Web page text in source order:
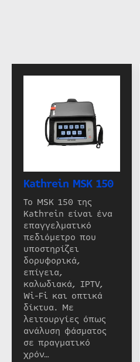
Kathrein MSK 150
Το MSK 150 της
Kathrein είναι ένα
επαγγελματικό
πεδιόμετρο που
υποστηρίζει
δορυφορικά,
επίγεια,
καλωδιακά, IPTV,
Wi-Fi και οπτικά
δίκτυα. Με
λειτουργίες όπως
ανάλυση φάσματος
σε πραγματικό
χρόν…